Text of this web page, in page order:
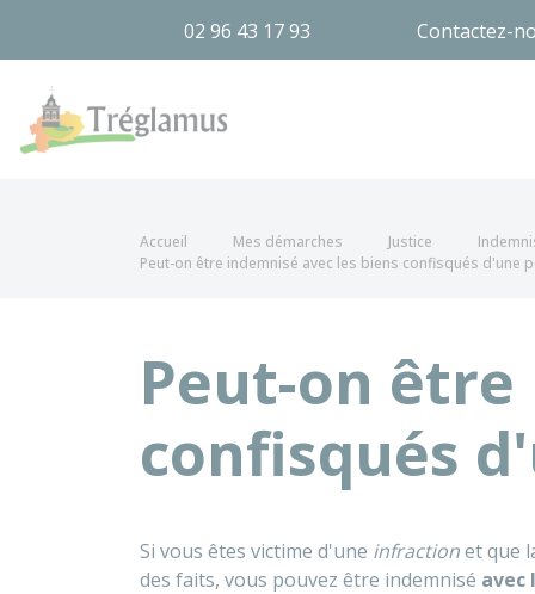
02 96 43 17 93 Contactez-
Accueil Mes démarches Justice
Peut-on être indemnisé avec les biens confisqués d'une
Peut-on être
confisqués
Si vous êtes victime d'une infractionet que
des faits, vous pouvez être indemnisé avec